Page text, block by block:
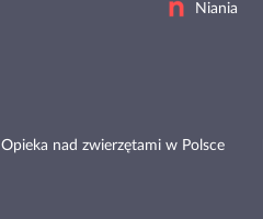
Niania
Opieka nad zwierzętami w Polsce